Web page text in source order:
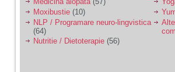
Moxibustie (10)
NLP / Programare neuro-lingvistica
(64)
Nutritie / Dietoterapie (56)